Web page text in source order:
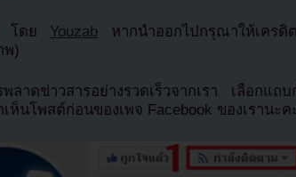
โดย Youzab หากนำออกไปกรุณาให้เคร
พ)
พลาดข่าวสารอย่างรวดเร็วจากเรา เลือกแ
เห็นโพสต์ก่อนของเพจ Facebook ของเรานะค